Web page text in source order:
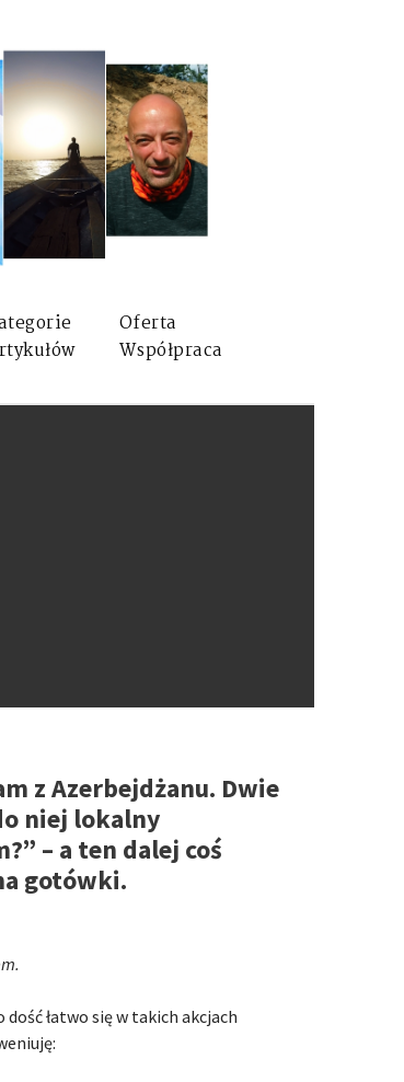
Oferta
Współpraca
z Azerbejdżanu. Dwie
niej lokalny
– a ten dalej coś
gotówki.
łatwo się w takich akcjach